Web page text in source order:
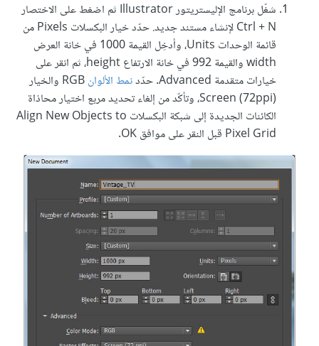
شغّل برنامج الإليستريتور Illustrator ثم اضغط على الاختصار
Ctrl + N لإنشاء مستند جديد. حدّد خيار البكسلات Pixels من
قائمة الوحدات Units، وأدخِل القيمة 1000 في خانة العرض
width والقيمة 992 في خانة الارتفاع height، ثم انقر على
خيارات متقدمة Advanced. حدّد
نمط الألوان
RGB والخيار
Screen (72ppi)‎، وتأكّد من إلغاء تحديد مربع اختيار محاذاة
الكائنات الجديدة إلى شبكة البكسلات Align New Objects to
Pixel Grid قبل النقر على موافق OK.